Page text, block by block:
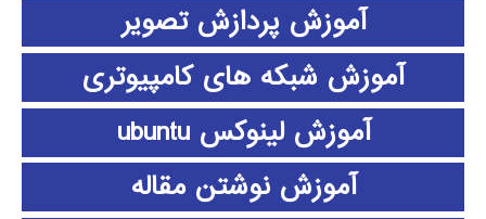
آموزش پردازش تصویر
آموزش شبکه های کامپیوتری
آموزش لینوکس ubuntu
آموزش نوشتن مقاله